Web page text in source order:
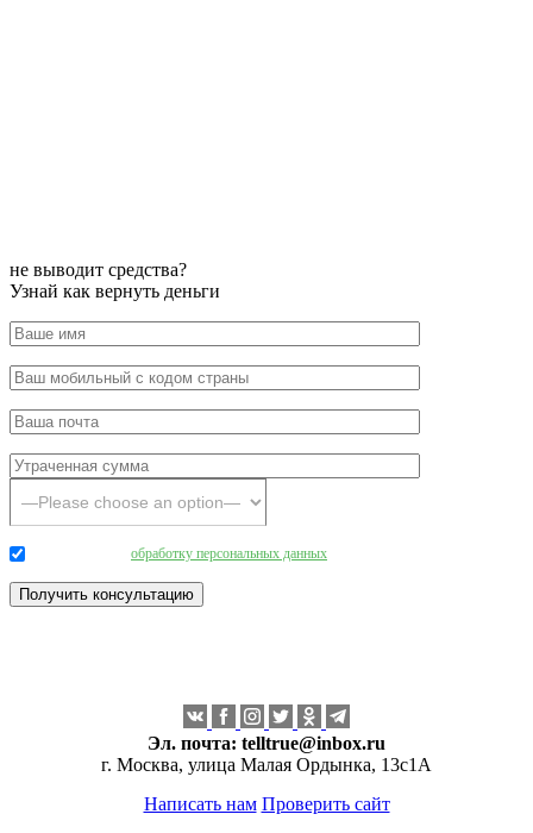
не выводит средства?
Узнай как вернуть деньги
обработку персональных данных
Эл. почта: telltrue@inbox.ru
г. Москва, улица Малая Ордынка, 13с1А
Написать нам Проверить сайт